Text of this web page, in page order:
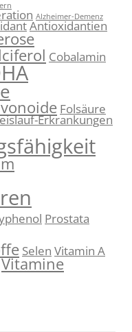
Alzheimer-Demenz
Antioxidantien
Cobalamin
Folsäure
Erkrankungen
Prostata
Selen Vitamin A
Vitamine